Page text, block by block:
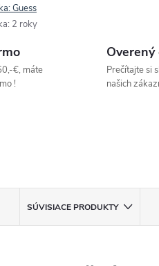
Guess
: 2 roky
€, máte
!
Overený
Prečítajte si
našich
SÚVISIACE PRODUKTY